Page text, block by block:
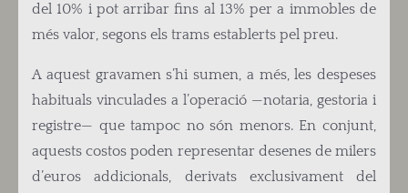
del 10% i pot arribar fins al 13% per a immobles de
més valor, segons els trams establerts pel preu.
A aquest gravamen s’hi sumen, a més, les despeses
habituals vinculades a l’operació —notaria, gestoria i
registre— que tampoc no són menors. En conjunt,
aquests costos poden representar desenes de milers
d’euros addicionals, derivats exclusivament del